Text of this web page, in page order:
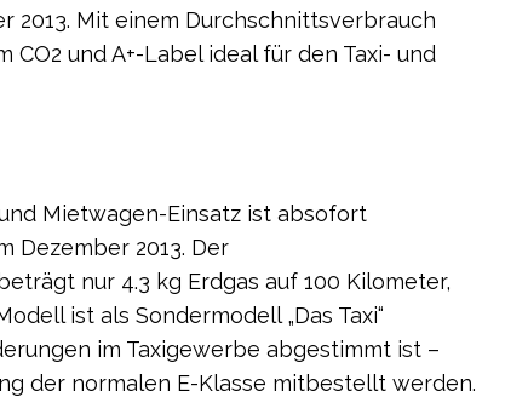
2013. Mit einem Durchschnittsverbrauch
CO2 und A+-Label ideal für den Taxi- und
Mietwagen-Einsatz ist absofort
Dezember 2013. Der
nur 4.3 kg Erdgas auf 100 Kilometer,
ist als Sondermodell „Das Taxi“
im Taxigewerbe abgestimmt ist –
der normalen E-Klasse mitbestellt werden.